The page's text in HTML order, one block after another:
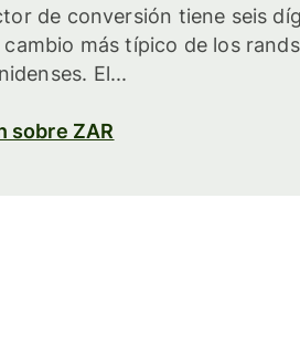
de conversión tiene seis
más típico de los
El...
sobre ZAR